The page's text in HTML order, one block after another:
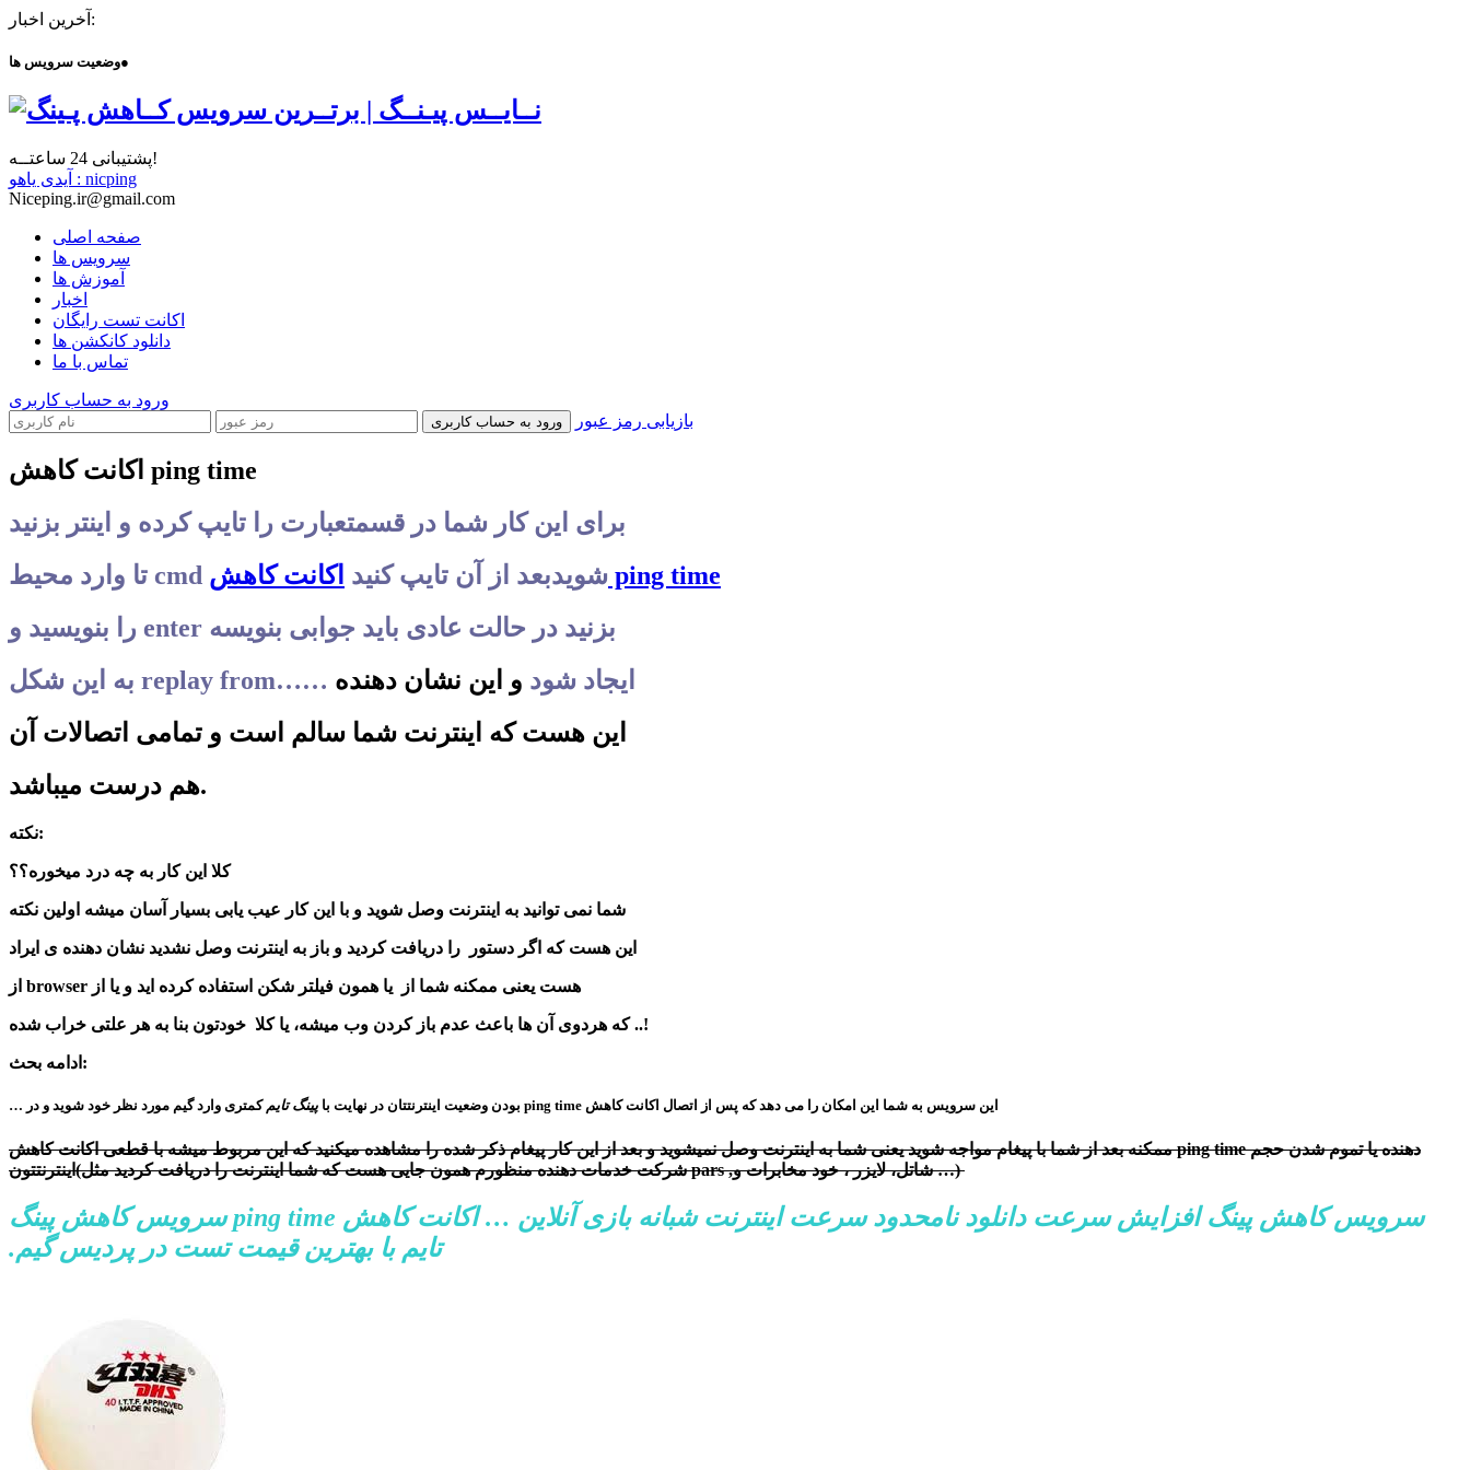
آخرین اخبار:
وضعیت سرویس ها●
پشتیبانی 24 ساعتــه!
آیدی یاهو : nicping
Niceping.ir@gmail.com
صفحه اصلی
سرویس ها
آموزش ها
اخبار
اکانت تست رایگان
دانلود کانکشن ها
تماس با ما
ورود به حساب کاربری
ورود به حساب کاربری بازیابی رمز عبور
اکانت کاهش ping time
برای این کار شما در قسمتعبارت را تایپ کرده و اینتر بزنید
تا وارد محیط cmd شویدبعد از آن تایپ کنید
اکانت کاهش ping time
را بنویسید و enter بزنید در حالت عادی باید جوابی بنویسه
به این شکل replay from…… ایجاد شود و این نشان دهنده
این هست که اینترنت شما سالم است و تمامی اتصالات آن
هم درست میباشد.
نکته:
کلا این کار به چه درد میخوره؟؟
شما نمی توانید به اینترنت وصل شوید و با این کار عیب یابی بسیار آسان میشه اولین نکته
این هست که اگر دستور را دریافت کردید و باز به اینترنت وصل نشدید نشان دهنده ی ایراد
از browser هست یعنی ممکنه شما از یا همون فیلتر شکن استفاده کرده اید و یا از
که هردوی آن ها باعث عدم باز کردن وب میشه، یا کلا خودتون بنا به هر علتی خراب شده ..!
ادامه بحث:
این سرویس به شما این امکان را می دهد که پس از اتصال اکانت کاهش ping time بودن وضعیت اینترنتتان در نهایت با پینگ تایم کمتری وارد گیم مورد نظر خود شوید و در …
ممکنه بعد از شما با پیغام مواجه شوید یعنی شما به اینترنت وصل نمیشوید و بعد از این کار پیغام ذکر شده را مشاهده میکنید که این مربوط میشه با قطعی اکانت کاهش ping time دهنده یا تموم شدن حجم
اینترنتتون(شرکت خدمات دهنده منظورم همون جایی هست که شما اینترنت را دریافت کردید مثل pars ,شاتل، لایزر ، خود مخابرات و …)
سرویس کاهش پینگ افزایش سرعت دانلود نامحدود سرعت اینترنت شبانه بازی آنلاین … اکانت کاهش ping time سرویس کاهش پینگ
تایم با بهترین قیمت تست در پردیس گیم.